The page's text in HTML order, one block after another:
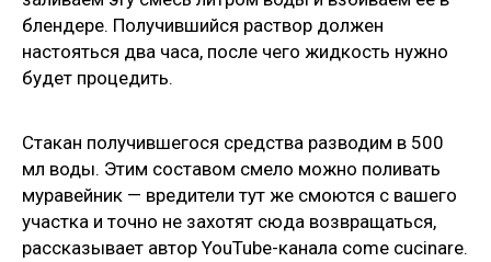
блендере. Получившийся раствор должен
настояться два часа, после чего жидкость нужно
будет процедить.
Стакан получившегося средства разводим в 500
мл воды. Этим составом смело можно поливать
муравейник — вредители тут же смоются с вашего
участка и точно не захотят сюда возвращаться,
рассказывает автор YouTube-канала come cucinare.